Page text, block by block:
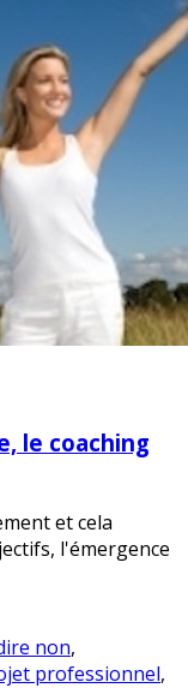
le coaching
et cela
l'émergence
non,
professionnel,